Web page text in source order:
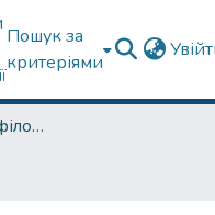
Пошук за
критеріями
Кафедра іноземної філології